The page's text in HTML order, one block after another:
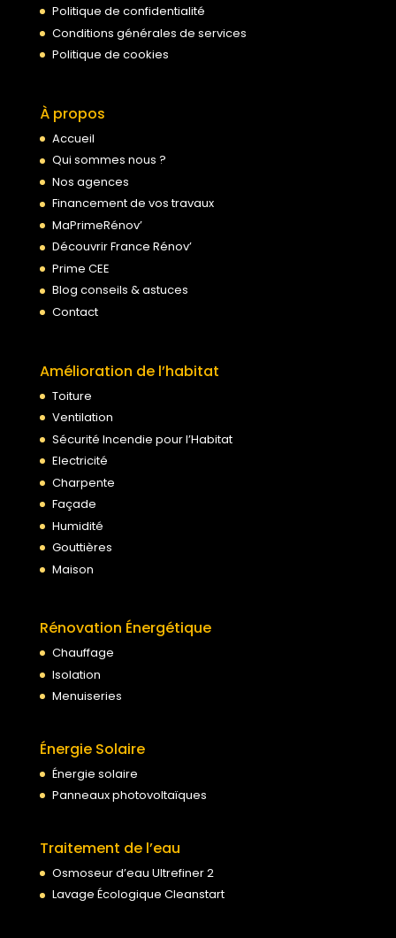
Politique de confidentialité
Conditions générales de services
Politique de cookies
À propos
Accueil
Qui sommes nous ?
Nos agences
Financement de vos travaux
MaPrimeRénov’
Découvrir France Rénov’
Prime CEE
Blog conseils & astuces
Contact
Amélioration de l’habitat
Toiture
Ventilation
Sécurité Incendie pour l’Habitat
Electricité
Charpente
Façade
Humidité
Gouttières
Maison
Rénovation Énergétique
Chauffage
Isolation
Menuiseries
Énergie Solaire
Énergie solaire
Panneaux photovoltaïques
Traitement de l’eau
Osmoseur d’eau Ultrefiner 2
Lavage Écologique Cleanstart